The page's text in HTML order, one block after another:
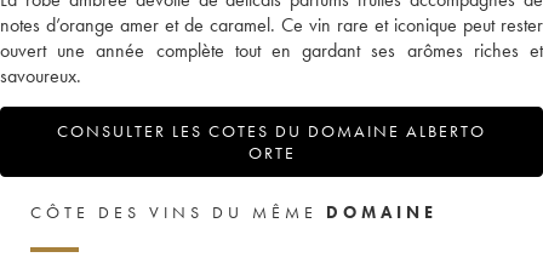
notes d’orange amer et de caramel. Ce vin rare et iconique peut rester
ouvert une année complète tout en gardant ses arômes riches et
savoureux.
CONSULTER LES COTES DU DOMAINE ALBERTO
ORTE
CÔTE DES VINS DU MÊME DOMAINE